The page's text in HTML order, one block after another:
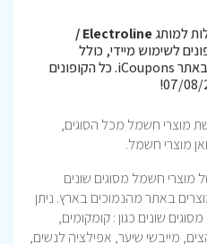
למותג
Electroline /
לשימוש מיידי, כולל
מבצעים בלעדיים הזמינים רק באתר iCoupons. כל הקופונים
מוצרי חשמל מכל הסוגים,
מוצרי חשמל.
מוצרי חשמל מסוגים שונים
באתר מהנמוכים בארץ. ניתן
שונים כגון : קומקומים,
מייבשי שיער, אפילציה לנשים,